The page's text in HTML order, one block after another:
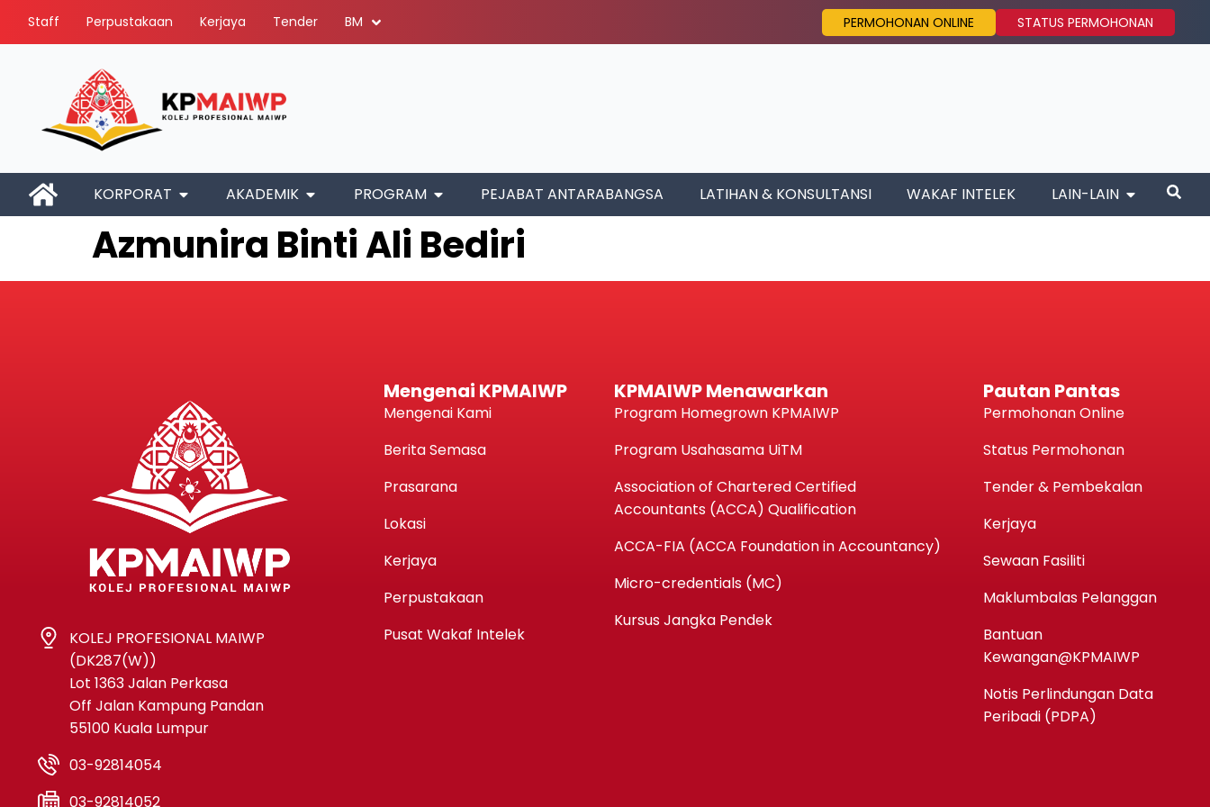
Staff Perpustakaan Kerjaya Tender BM PERMOHONAN ONLINE STATUS PERMOHONAN
KORPORAT AKADEMIK PROGRAM PEJABAT ANTARABANGSA LATIHAN & KONSULTANSI WAKAF INTELEK LAIN-LAIN
Azmunira Binti Ali Bediri
KOLEJ PROFESIONAL MAIWP
(DK287(W))
Lot 1363 Jalan Perkasa
Off Jalan Kampung Pandan
55100 Kuala Lumpur
03-92814054
03-92814052
Mengenai KPMAIWP
Mengenai Kami
Berita Semasa
Prasarana
Lokasi
Kerjaya
Perpustakaan
Pusat Wakaf Intelek
KPMAIWP Menawarkan
Program Homegrown KPMAIWP
Program Usahasama UiTM
Association of Chartered Certified
Accountants (ACCA) Qualification
ACCA-FIA (ACCA Foundation in Accountancy)
Micro-credentials (MC)
Kursus Jangka Pendek
Pautan Pantas
Permohonan Online
Status Permohonan
Tender & Pembekalan
Kerjaya
Sewaan Fasiliti
Maklumbalas Pelanggan
Bantuan
Kewangan@KPMAIWP
Notis Perlindungan Data
Peribadi (PDPA)